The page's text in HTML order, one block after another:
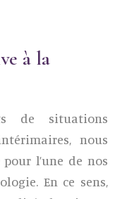
à la
de situations
nous
l’une de nos
En ce sens,